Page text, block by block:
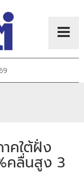
คใต้ฝั่ง
คลื่นสูง 3